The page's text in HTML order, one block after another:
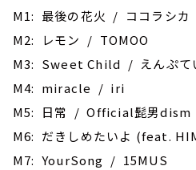
M1: 最後の花火 / ココラシカ
M2: レモン / TOMOO
M3: Sweet Child / えんぷて
M4: miracle / iri
M5: 日常 / Official髭男dism
M6: だきしめたいよ (feat.
M7: YourSong / 15MUS